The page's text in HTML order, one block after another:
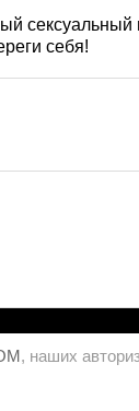
себя!
, наших